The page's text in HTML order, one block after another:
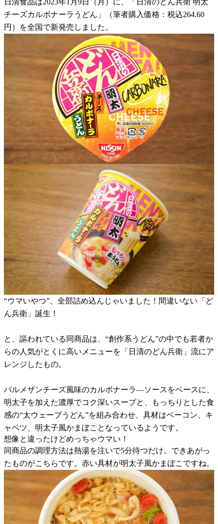
チーズカルボナーラうどん」（筆者購入価格：税込264.60
円）を全国で新発売しました。
“ウマいやつ”、全部詰め込んじゃいました！間違いない「ど
ん兵衛」誕生！
と、謳われている同商品は、“創作系うどん”の中でも若者か
らの人気がとくに高いメニューを「日清のどん兵衛」流にア
レンジしたもの。
パルメザンチーズ風味のカルボナーラ―ソースをベースに、
明太子を加えた濃厚でコク深いスープと、もっちりとした食
感の“太ウェーブうどん”を組み合わせ、具材はベーコン、キ
ャベツ、明太子風かまぼことなっているようです。
想像と違ったけどめっちゃウマい！
同商品の調理方法は熱湯を注いで5分待つだけ。できあがっ
たものがこちらです。赤い具材が明太子風かまぼこですね。